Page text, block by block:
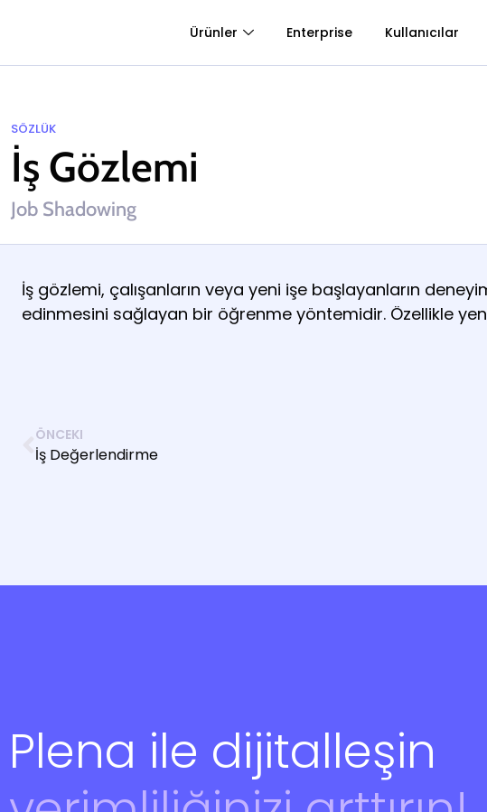
Ürünler Enterprise Kullanıcılar
SÖZLÜK
İş Gözlemi
Job Shadowing
İş gözlemi, çalışanların veya yeni işe başlayanların
edinmesini sağlayan bir öğrenme yöntemidir. Özellikle
ÖNCEKI
İş Değerlendirme
Plena ile dijitalleşin